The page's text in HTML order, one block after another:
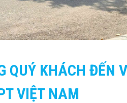
QUÝ KHÁCH ĐẾN
VIỆT NAM